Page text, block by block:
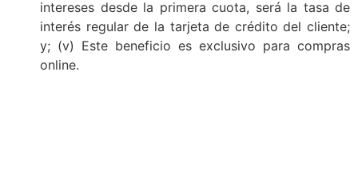
intereses desde la primera cuota, será la tasa de
interés regular de la tarjeta de crédito del cliente;
y; (v) Este beneficio es exclusivo para compras
online.